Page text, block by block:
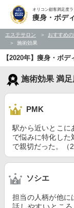
オリコン顧客満足度
痩身・ボデ
エステサロン おすすめ
施術効果
【2020年】痩身・ボ
施術効果 満
PMK
駅から近いとこに
で悩みに特化し
で親切だった。（
ソシエ
担当の人柄が他に